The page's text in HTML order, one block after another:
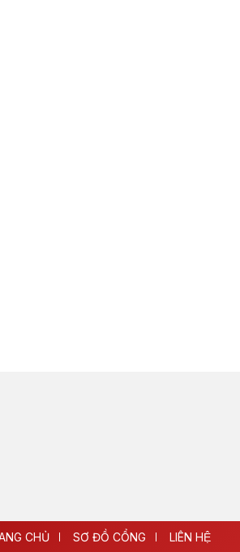
CHỦ SƠ ĐỒ CỔNG LIÊN HỆ